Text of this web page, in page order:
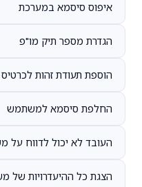
איפוס סיסמא במערכת
הגדרת מספר תיק מו"פ
הוספת תעודת זהות
החלפת סיסמא למשתמש
העובד לא יכול לדווח על
הצגת כל ההיעדרויות של